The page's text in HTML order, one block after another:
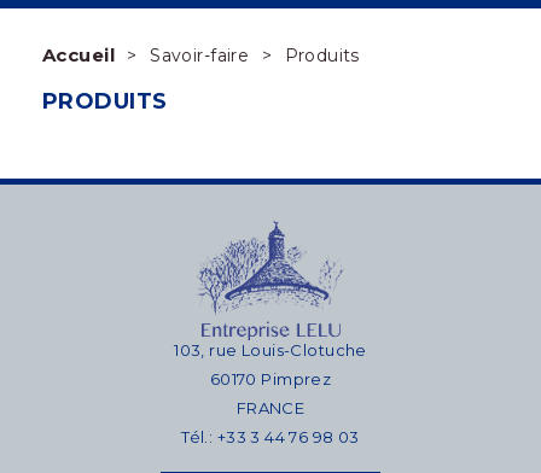
Accueil Savoir-faire Produits
PRODUITS
103, rue Louis-Clotuche
60170 Pimprez
FRANCE
Tél.: +33 3 44 76 98 03